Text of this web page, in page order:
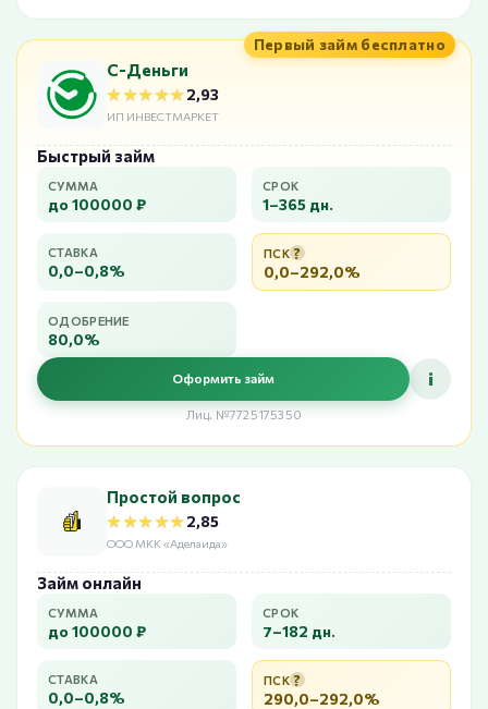
Первый займ бесплатно
С-Деньги
★★★★★
★★★★★2,93
ИП ИНВЕСТМАРКЕТ
Быстрый займ
СУММА
до 100000 ₽
СРОК
1–365 дн.
СТАВКА
0,0–0,8%
ПСК ?
0,0–292,0%
ОДОБРЕНИЕ
80,0%
Оформить займ i
Лиц. №7725175350
Простой вопрос
★★★★★
★★★★★2,85
ООО МКК «Аделаида»
Займ онлайн
СУММА
до 100000 ₽
СРОК
7–182 дн.
СТАВКА
0,0–0,8%
ПСК ?
290,0–292,0%